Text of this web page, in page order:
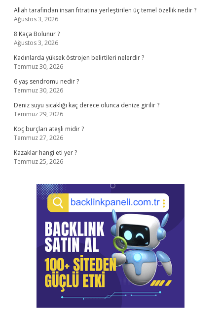
Allah tarafından insan fıtratına yerleştirilen üç temel özellik nedir ?
Ağustos 3, 2026
8 Kaça Bolunur ?
Ağustos 3, 2026
Kadınlarda yüksek östrojen belirtileri nelerdir ?
Temmuz 30, 2026
6 yaş sendromu nedir ?
Temmuz 30, 2026
Deniz suyu sıcaklığı kaç derece olunca denize girilir ?
Temmuz 29, 2026
Koç burçları ateşli midir ?
Temmuz 27, 2026
Kazaklar hangi eti yer ?
Temmuz 25, 2026